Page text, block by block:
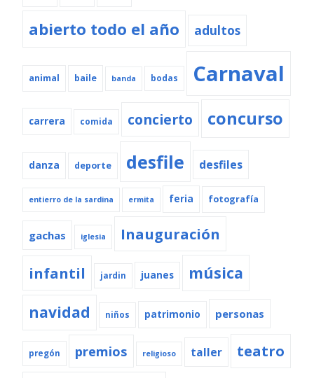
abierto todo el año adultos
animal baile banda bodas Carnaval
carrera comida concierto concurso
danza deporte desfile desfiles
entierro de la sardina ermita feria fotografía
gachas iglesia
Inauguración
infantil
jardin juanes música
navidad niños patrimonio personas
pregón premios religioso taller teatro